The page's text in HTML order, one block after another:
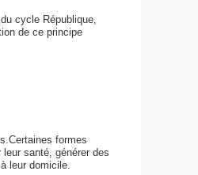
cycle République,
de ce principe
formes
santé, générer des
leur domicile.